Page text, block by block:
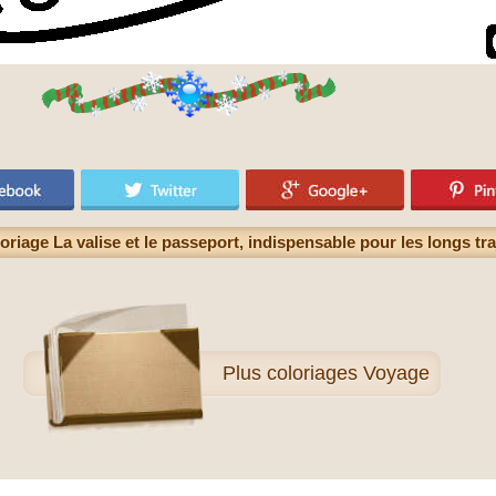
La valise et le passeport, indispensable pour les longs
Plus coloriages Voyage